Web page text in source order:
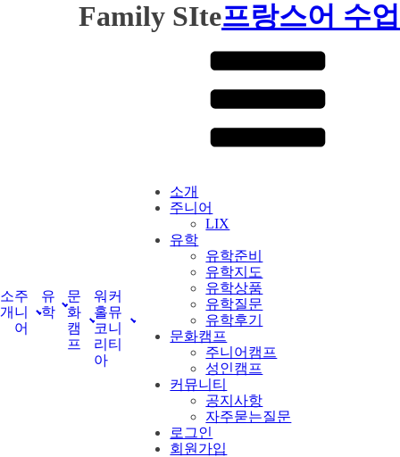
Family SIte프랑스어 수업
소
개
주
니
어
유
학
문
화
캠
프
워
홀
코
리
아
커
뮤
니
티
소개
주니어
LIX
유학
유학준비
유학지도
유학상품
유학질문
유학후기
문화캠프
주니어캠프
성인캠프
커뮤니티
공지사항
자주묻는질문
로그인
회원가입